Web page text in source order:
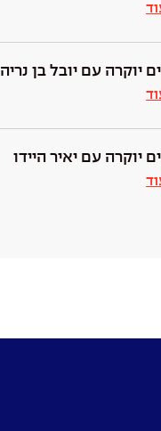
יוקרה עם יובל בן נריה
יוקרה עם יאיר היידו